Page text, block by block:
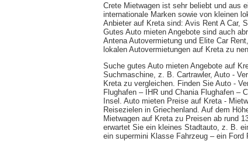
Crete Mietwagen ist sehr beliebt und aus
internationale Marken sowie von kleinen
Anbieter auf Kreta sind: Avis Rent A Car,
Gutes Auto mieten Angebote sind auch
Antena Autovermietung und Elite Car
lokalen Autovermietungen auf Kreta zu
Suche gutes Auto mieten Angebote auf
Suchmaschine, z. B. Cartrawler, Auto -
Kreta zu vergleichen. Finden Sie Auto -
Flughafen – IHR und Chania Flughafen –
Insel. Auto mieten Preise auf Kreta -
Reisezielen in Griechenland. Auf dem
Mietwagen auf Kreta zu Preisen ab rund
erwartet Sie ein kleines Stadtauto, z. B.
ein supermini Klasse Fahrzeug – ein Ford